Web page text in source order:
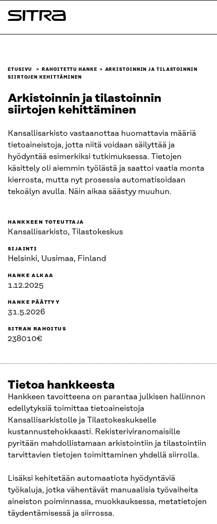
Siirry
suoraan
Sitra
ETUSIVU RAHOITETTU HANKE
ARKISTOINNIN JA TILASTOINNIN
SIIRTOJEN KEHITTÄMINEN
Arkistoinnin ja tilastoinnin
siirtojen kehittäminen
Kansallisarkisto vastaanottaa huomattavia määriä
tietoaineistoja, jotta niitä voidaan säilyttää ja
hyödyntää esimerkiksi tutkimuksessa. Tietojen
käsittely oli aiemmin työlästä ja saattoi vaatia monta
kierrosta, mutta nyt prosessia automatisoidaan
tekoälyn avulla. Näin aikaa säästyy muuhun.
HANKKEEN TOTEUTTAJA
Kansallisarkisto, Tilastokeskus
SIJAINTI
Helsinki, Uusimaa, Finland
HANKE ALKAA
1.12.2025
HANKE PÄÄTTYY
31.5.2026
SITRAN RAHOITUS
238010€
Tietoa hankkeesta
Hankkeen tavoitteena on parantaa julkisen hallinnon
edellytyksiä toimittaa tietoaineistoja
Kansallisarkistolle ja Tilastokeskukselle
kustannustehokkaasti. Rekisteriviranomaisille
pyritään mahdollistamaan arkistointiin ja tilastointiin
tarvittavien tietojen toimittaminen yhdellä siirrolla.
Lisäksi kehitetään automaatiota hyödyntäviä
työkaluja, jotka vähentävät manuaalisia työvaiheita
aineiston poiminnassa, muokkauksessa, metatietojen
täydentämisessä ja siirrossa.